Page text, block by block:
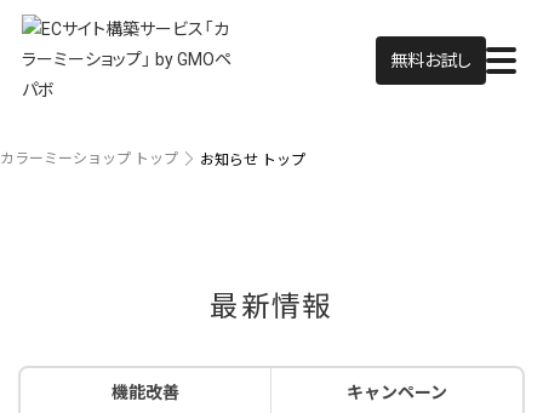
無料お試し
カラーミーショップ トップ お知らせ トップ
最新情報
機能改善 キャンペーン